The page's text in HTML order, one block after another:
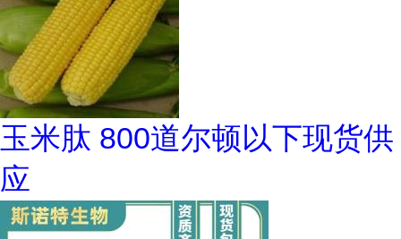
玉米肽 800道尔顿以下现货供
应